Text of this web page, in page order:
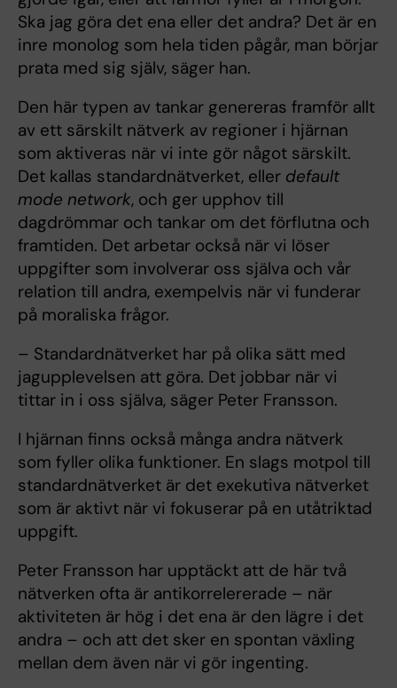
Ska jag göra det ena eller det andra? Det är en
inre monolog som hela tiden pågår, man börjar
prata med sig själv, säger han.
Den här typen av tankar genereras framför allt
av ett särskilt nätverk av regioner i hjärnan
som aktiveras när vi inte gör något särskilt.
Det kallas standardnätverket, eller default
mode network, och ger upphov till
dagdrömmar och tankar om det förflutna och
framtiden. Det arbetar också när vi löser
uppgifter som involverar oss själva och vår
relation till andra, exempelvis när vi funderar
på moraliska frågor.
– Standardnätverket har på olika sätt med
jagupplevelsen att göra. Det jobbar när vi
tittar in i oss själva, säger Peter Fransson.
I hjärnan finns också många andra nätverk
som fyller olika funktioner. En slags motpol till
standardnätverket är det exekutiva nätverket
som är aktivt när vi fokuserar på en utåtriktad
uppgift.
Peter Fransson har upptäckt att de här två
nätverken ofta är antikorrelererade – när
aktiviteten är hög i det ena är den lägre i det
andra – och att det sker en spontan växling
mellan dem även när vi gör ingenting.